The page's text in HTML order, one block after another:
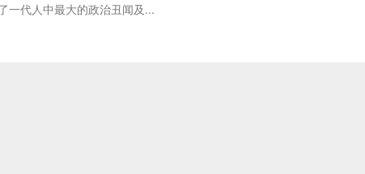
一代人中最大的政治丑闻及...